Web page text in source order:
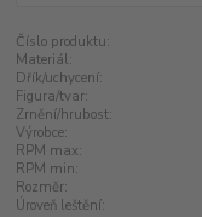
Číslo produktu:
Materiál:
Dřík/uchycení:
Figura/tvar:
Zrnění/hrubost:
Výrobce:
RPM max:
RPM min:
Rozměr:
Úroveň leštění: